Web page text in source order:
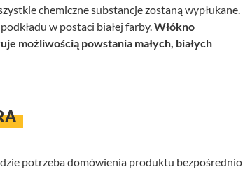
chemiczne substancje zostaną wypłukane.
w postaci białej farby.Włókno
możliwością powstania małych, białych
potrzeba domówienia produktu bezpośrednio